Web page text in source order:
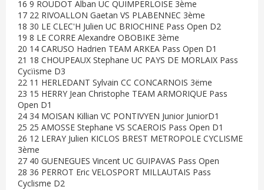
16 9 ROUDOT Alban UC QUIMPERLOISE 3ème
17 22 RIVOALLON Gaetan VS PLABENNEC 3ème
18 30 LE CLEC'H Julien UC BRIOCHINE Pass Open D2
19 8 LE CORRE Alexandre OBOBIKE 3ème
20 14 CARUSO Hadrien TEAM ARKEA Pass Open D1
21 18 CHOUPEAUX Stephane UC PAYS DE MORLAIX Pass
Cycïisme D3
22 11 HERLEDANT Sylvain CC CONCARNOIS 3ëme
23 15 HERRY Jean Christophe TEAM ARMORIQUE Pass
Open D1
24 34 MOISAN Killian VC PONTIVYEN Junior JuniorD1
25 25 AMOSSE Stephane VS SCAEROIS Pass Open D1
26 12 LERAY Julien KICLOS BREST METROPOLE CYCLISME
3ème
27 40 GUENEGUES Vincent UC GUIPAVAS Pass Open
28 36 PERROT Eric VELOSPORT MILLAUTAIS Pass
Cyclisme D2